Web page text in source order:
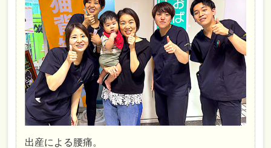
出産による腰痛。